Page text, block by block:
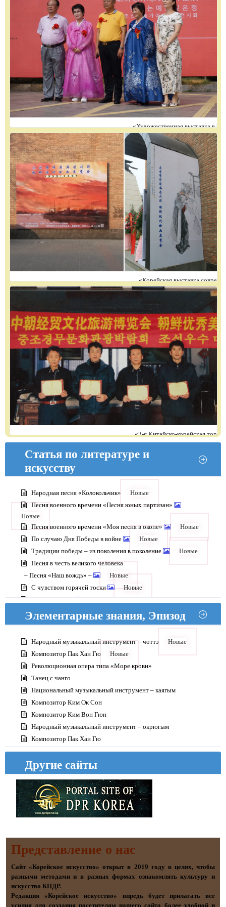
«Художественная выставка в
«Корейская выставка современных
«3-я Китайско-корейская торгово-
Статья по литературе и
искусству
Народная песня «Колокольчик»
Новые
Песня военного времени «Песня юных партизан»
Новые
Песня военного времени «Моя песня в окопе»
Новые
По случаю Дня Победы в войне
Новые
Традиции победы – из поколения в поколение
Новые
Песня в честь великого человека
– Песня «Наш вождь» –
Новые
С чувством горячей тоски
Новые
Перед корейской живописью «Не завидуем никому на свете»
Элементарные знания, Эпизод
Народный музыкальный инструмент – чоттэ
Новые
Композитор Пак Хан Гю
Новые
Революционная опера типа «Море крови»
Танец с чанго
Национальный музыкальный инструмент – каягым
Композитор Ким Ок Сон
Композитор Ким Вон Гюн
Народный музыкальный инструмент – окрюгым
Композитор Пак Хан Гю
Изоискусство Кореи (8)
Другие сайты
Представление о наc
Сайт «Корейское искусство» открыт в 2019 году в целях, чтобы
разными методами и в разных формах ознакомлять культуру и
искусство КНДР.
Редакция «Корейское искусство» впредь будет прилагать все
усилия для создания посетителям нашего сайта более удобной и